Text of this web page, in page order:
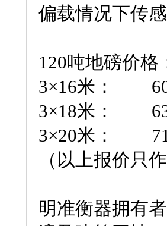
偏载情况下传
120吨地磅价格
3×16米：
3×18米：
3×20米：
（以上报价只
明准衡器拥有